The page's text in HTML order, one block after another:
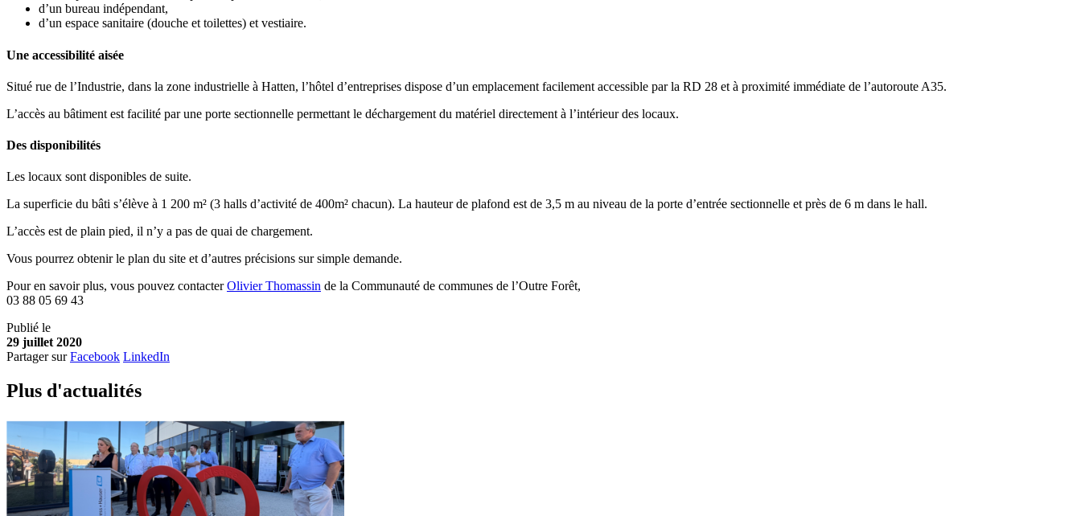
d’un bureau indépendant,
d’un espace sanitaire (douche et toilettes) et vestiaire.
Une accessibilité aisée
Situé rue de l’Industrie, dans la zone industrielle à Hatten, l’hôtel d’entreprises dispose d’un emplacement facilement accessible par la RD 28 et à proximité immédiate de l’autoroute A35.
L’accès au bâtiment est facilité par une porte sectionnelle permettant le déchargement du matériel directement à l’intérieur des locaux.
Des disponibilités
Les locaux sont disponibles de suite.
La superficie du bâti s’élève à 1 200 m² (3 halls d’activité de 400m² chacun). La hauteur de plafond est de 3,5 m au niveau de la porte d’entrée sectionnelle et près de 6 m dans le hall.
L’accès est de plain pied, il n’y a pas de quai de chargement.
Vous pourrez obtenir le plan du site et d’autres précisions sur simple demande.
Pour en savoir plus, vous pouvez contacterOlivier Thomassin de la Communauté de communes de l’Outre Forêt,
03 88 05 69 43
Publié le
29 juillet 2020
Partager sur Facebook LinkedIn
Plus d'actualités